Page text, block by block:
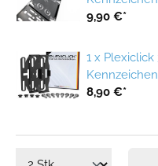
9,90 €*
1 x Plexiclick
8,90 €*